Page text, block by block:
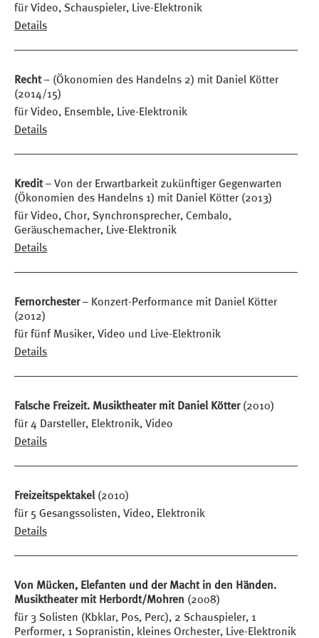
für Video, Schauspieler, Live-Elektronik
Details
Recht– (Ökonomien des Handelns 2) mit Daniel Kötter
(2014/15)
für Video, Ensemble, Live-Elektronik
Details
Kredit– Von der Erwartbarkeit zukünftiger Gegenwarten
(Ökonomien des Handelns 1) mit Daniel Kötter (2013)
für Video, Chor, Synchronsprecher, Cembalo,
Geräuschemacher, Live-Elektronik
Details
Fernorchester– Konzert-Performance mit Daniel Kötter
(2012)
für fünf Musiker, Video und Live-Elektronik
Details
Falsche Freizeit. Musiktheater mit Daniel Kötter(2010)
für 4 Darsteller, Elektronik, Video
Details
Freizeitspektakel (2010)
für 5 Gesangssolisten, Video, Elektronik
Details
Von Mücken, Elefanten und der Macht in den Händen.
Musiktheater mit Herbordt/Mohren (2008)
für 3 Solisten (Kbklar, Pos, Perc), 2 Schauspieler, 1
Performer, 1 Sopranistin, kleines Orchester, Live-Elektronik